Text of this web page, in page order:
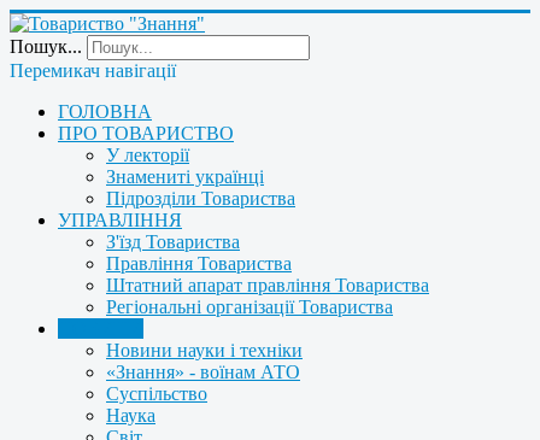
Пошук...
Перемикач навігації
ГОЛОВНА
ПРО ТОВАРИСТВО
У лекторії
Знамениті українці
Підрозділи Товариства
УПРАВЛІННЯ
З'їзд Товариства
Правління Товариства
Штатний апарат правління Товариства
Регіональні організації Товариства
Новини науки і техніки
«Знання» - воїнам АТО
Суспільство
Наука